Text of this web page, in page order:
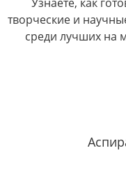
творческие и
среди лучших на